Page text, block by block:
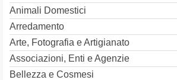
Animali Domestici
Arredamento
Arte, Fotografia e Artigianato
Associazioni, Enti e Agenzie
Bellezza e Cosmesi